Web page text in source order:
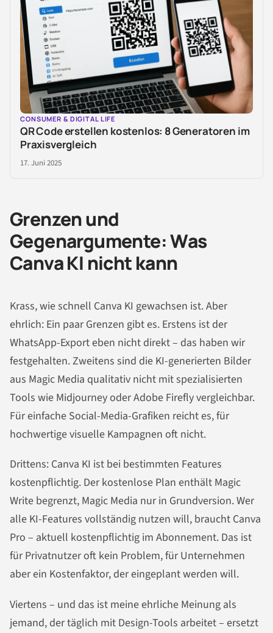
CONSUMER & DIGITAL LIFE
QR Code erstellen kostenlos: 8 Generatoren im
Praxisvergleich
17. Juni 2025
Grenzen und
Gegenargumente: Was
Canva KI nicht kann
Krass, wie schnell Canva KI gewachsen ist. Aber
ehrlich: Ein paar Grenzen gibt es. Erstens ist der
WhatsApp-Export eben nicht direkt – das haben wir
festgehalten. Zweitens sind die KI-generierten Bilder
aus Magic Media qualitativ nicht mit spezialisierten
Tools wie Midjourney oder Adobe Firefly vergleichbar.
Für einfache Social-Media-Grafiken reicht es, für
hochwertige visuelle Kampagnen oft nicht.
Drittens: Canva KI ist bei bestimmten Features
kostenpflichtig. Der kostenlose Plan enthält Magic
Write begrenzt, Magic Media nur in Grundversion. Wer
alle KI-Features vollständig nutzen will, braucht Canva
Pro – aktuell kostenpflichtig im Abonnement. Das ist
für Privatnutzer oft kein Problem, für Unternehmen
aber ein Kostenfaktor, der eingeplant werden will.
Viertens – und das ist meine ehrliche Meinung als
jemand, der täglich mit Design-Tools arbeitet – ersetzt